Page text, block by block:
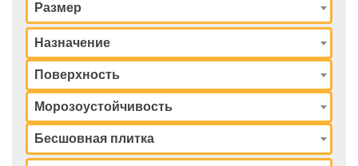
Размер
Назначение
Поверхность
Морозоустойчивость
Бесшовная плитка